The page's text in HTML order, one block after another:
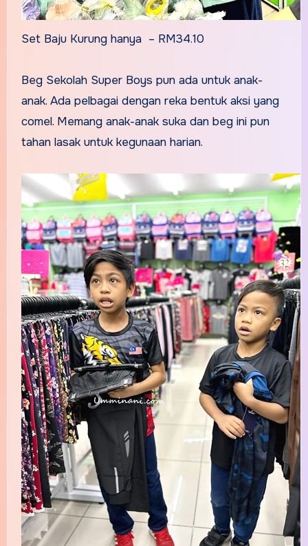
Set Baju Kurung hanya – RM34.10
Beg Sekolah Super Boys pun ada untuk anak-
anak. Ada pelbagai dengan reka bentuk aksi yang
comel. Memang anak-anak suka dan beg ini pun
tahan lasak untuk kegunaan harian.